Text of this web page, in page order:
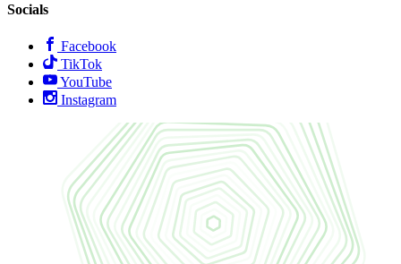
Socials
Facebook
TikTok
YouTube
Instagram